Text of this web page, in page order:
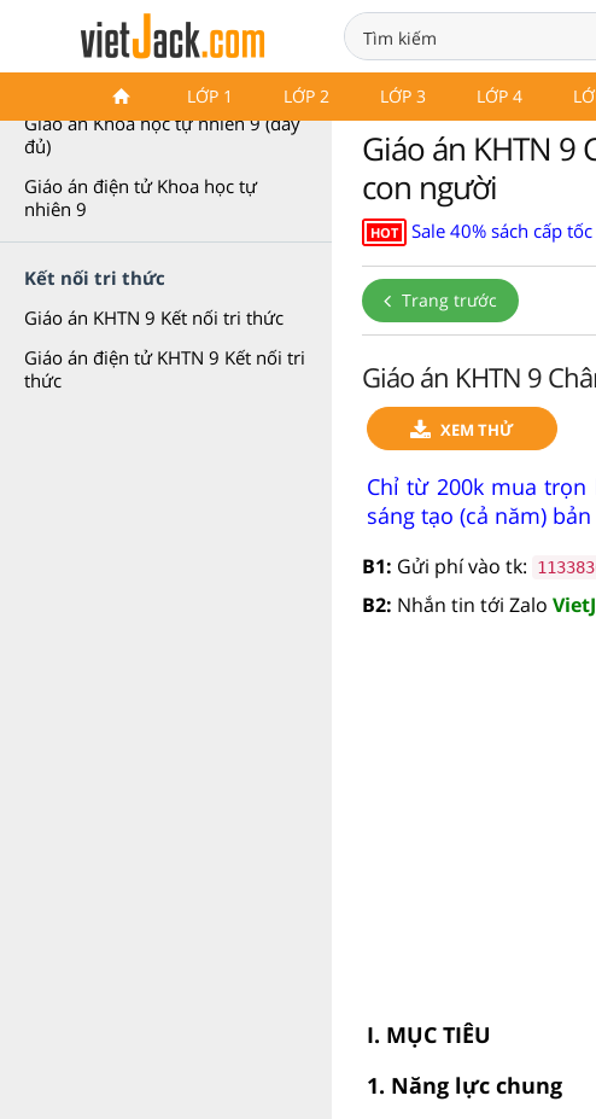
LỚP 1 LỚP 2 LỚP 3 LỚP 4
Giáo án KHTN 9
Giáo án Khoa học tự nhiên 9 (đầy
đủ)
Giáo án điện tử Khoa học tự
nhiên 9
Kết nối tri thức
Giáo án KHTN 9 Kết nối tri thức
Giáo án điện tử KHTN 9 Kết nối tri
thức
Giáo án KHTN 9
con người
HOT Sale 40% sách cấp
Trang trước
Giáo án KHTN 9
XEM THỬ
Chỉ từ 200k mua trọn
sáng tạo (cả năm)
B1: Gửi phí vào tk:
B2: Nhắn tin tới Zalo
I. MỤC TIÊU
1. Năng lực chung